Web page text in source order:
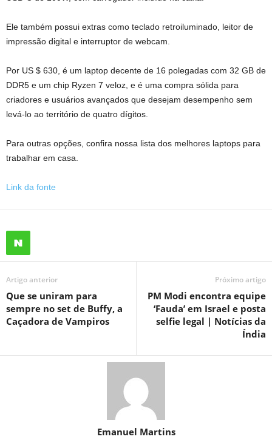
Ele também possui extras como teclado retroiluminado, leitor de
impressão digital e interruptor de webcam.
Por US $ 630, é um laptop decente de 16 polegadas com 32 GB de
DDR5 e um chip Ryzen 7 veloz, e é uma compra sólida para
criadores e usuários avançados que desejam desempenho sem
levá-lo ao território de quatro dígitos.
Para outras opções, confira nossa lista dos melhores laptops para
trabalhar em casa.
Link da fonte
Artigo anterior
Que se uniram para
sempre no set de Buffy, a
Caçadora de Vampiros
Próximo artigo
PM Modi encontra equipe
‘Fauda’ em Israel e posta
selfie legal | Notícias da
Índia
Emanuel Martins